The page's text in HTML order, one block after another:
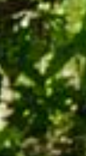
Leggi il
intervieni per
grandi
i popoli
Vai al